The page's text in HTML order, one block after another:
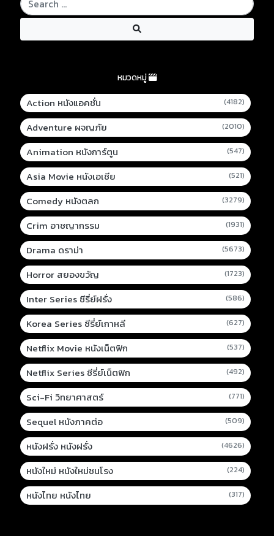
หมวดหมู่
Action หนังแอคชั่น (4182)
Adventure ผจญภัย (2010)
Animation หนังการ์ตูน (547)
Asia Movie หนังเอเชีย (521)
Comedy หนังตลก (3279)
Crim อาชญากรรม (1931)
Drama ดราม่า (5673)
Horror สยองขวัญ (1723)
Inter Series ซีรี่ย์ฝรั่ง (586)
Korea Series ซีรี่ย์เกาหลี (627)
Netflix Movie หนังเน็ตฟิก (537)
Netflix Series ซีรี่ย์เน็ตฟิก (492)
Sci-Fi วิทยาศาสตร์ (771)
Sequel หนังภาคต่อ (509)
หนังฝรั่ง หนังฝรั่ง (4626)
หนังใหม่ หนังใหม่ชนโรง (224)
หนังไทย หนังไทย (317)